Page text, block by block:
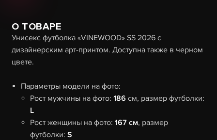
О ТОВАРЕ
Унисекс футболка «VINEWOOD» SS 2026 с
дизайнерским арт-принтом. Доступна также в черном
цвете.
Параметры модели на фото:
Рост мужчины на фото:186 см, размер футболки:
L
Рост женщины на фото:167 см, размер
футболки:S